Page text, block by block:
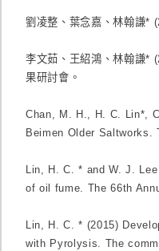
劉凌整、葉念嘉、林翰謙*
李文茹、王紹鴻、林翰謙
果研討會。
Chan, M. H., H. C. Lin*,
Beimen Older Saltworks.
Lin, H. C. * and W. J.
of oil fume. The 66th
Lin, H. C. * (2015)
with Pyrolysis. The